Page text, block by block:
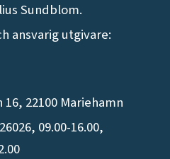
Sundblom.
ansvarig utgivare:
22100 Mariehamn
09.00-16.00,